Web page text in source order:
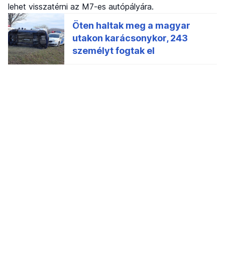
lehet visszatérni az M7-es autópályára.